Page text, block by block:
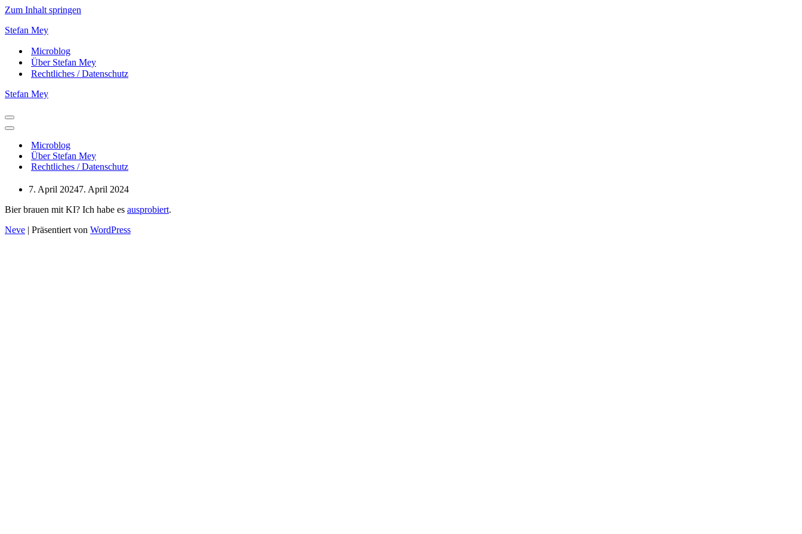
Zum Inhalt springen
Stefan Mey
Microblog
Über Stefan Mey
Rechtliches / Datenschutz
Stefan Mey
Navigationsmenü
Navigationsmenü
Microblog
Über Stefan Mey
Rechtliches / Datenschutz
7. April 20247. April 2024
Bier brauen mit KI? Ich habe es ausprobiert.
Neve | Präsentiert von WordPress